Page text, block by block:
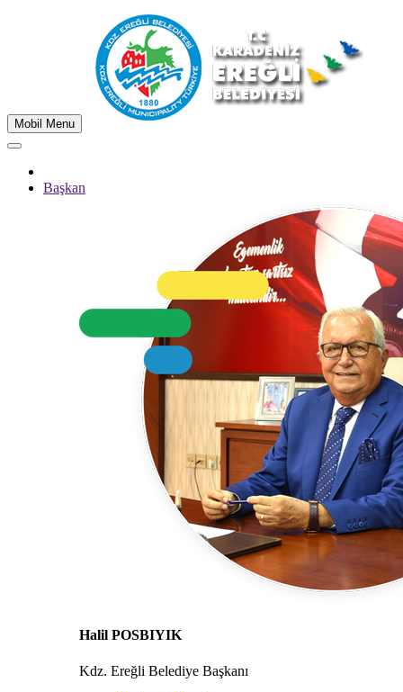
Mobil Menu
Başkan
Halil POSBIYIK
Kdz. Ereğli Belediye Başkanı